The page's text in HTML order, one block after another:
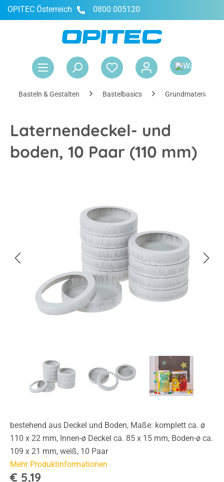
springen
OPITEC Österreich 0800 005120
Basteln & Gestalten Bastelbasics Grundmaterialien
Laternendeckel- und
boden, 10 Paar (110 mm)
bestehend aus Deckel und Boden, Maße: komplett ca. ø
110 x 22 mm, Innen-ø Deckel ca. 85 x 15 mm, Boden-ø ca.
109 x 21 mm, weiß, 10 Paar
Mehr Produktinformationen
€ 5,19